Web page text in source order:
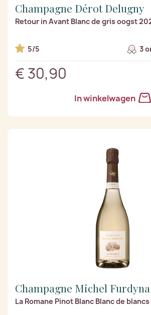
Champagne Dérot Delugny
Retour in Avant Blanc de gris oogst
5/5 3
€ 30,90
In winkelwagen
Champagne Michel Furdyna
La Romane Pinot Blanc Blanc de blancs